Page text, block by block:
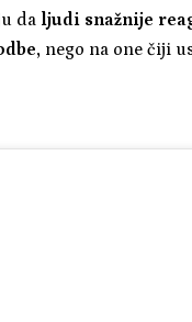
da ljudi snažnije
nego na one čiji